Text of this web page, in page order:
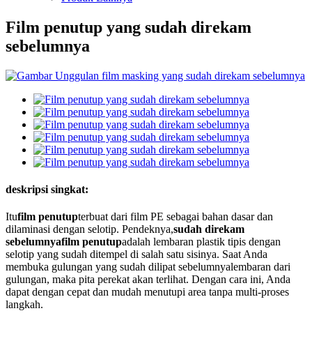
Film penutup yang sudah direkam
sebelumnya
deskripsi singkat:
Itufilm penutupterbuat dari film PE sebagai bahan dasar dan
dilaminasi dengan selotip. Pendeknya,sudah direkam
sebelumnyafilm penutupadalah lembaran plastik tipis dengan
selotip yang sudah ditempel di salah satu sisinya. Saat Anda
membuka gulungan yang sudah dilipat sebelumnyalembaran dari
gulungan, maka pita perekat akan terlihat. Dengan cara ini, Anda
dapat dengan cepat dan mudah menutupi area tanpa multi-proses
langkah.